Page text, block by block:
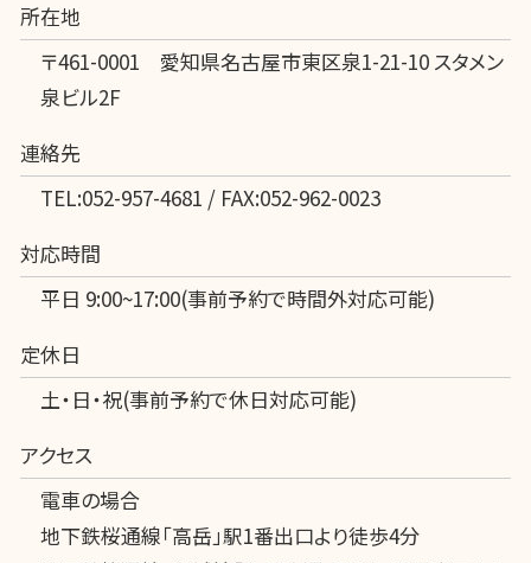
所在地
〒461-0001 愛知県名古屋市東区泉1-21-10 スタメン
泉ビル2F
連絡先
TEL:052-957-4681 / FAX:052-962-0023
対応時間
平日 9:00~17:00(事前予約で時間外対応可能)
定休日
土・日・祝(事前予約で休日対応可能)
アクセス
電車の場合
地下鉄桜通線「高岳」駅1番出口より徒歩4分